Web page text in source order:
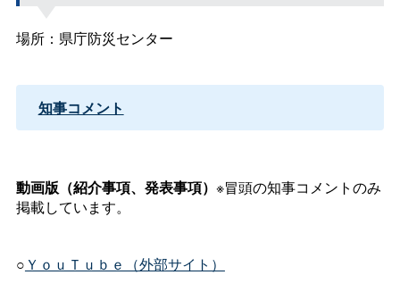
場所：県庁防災センター
知事コメント
動画版（紹介事項、発表事項） ※冒頭の知事コメントのみ
掲載しています。
○ＹｏｕＴｕｂｅ（外部サイト）